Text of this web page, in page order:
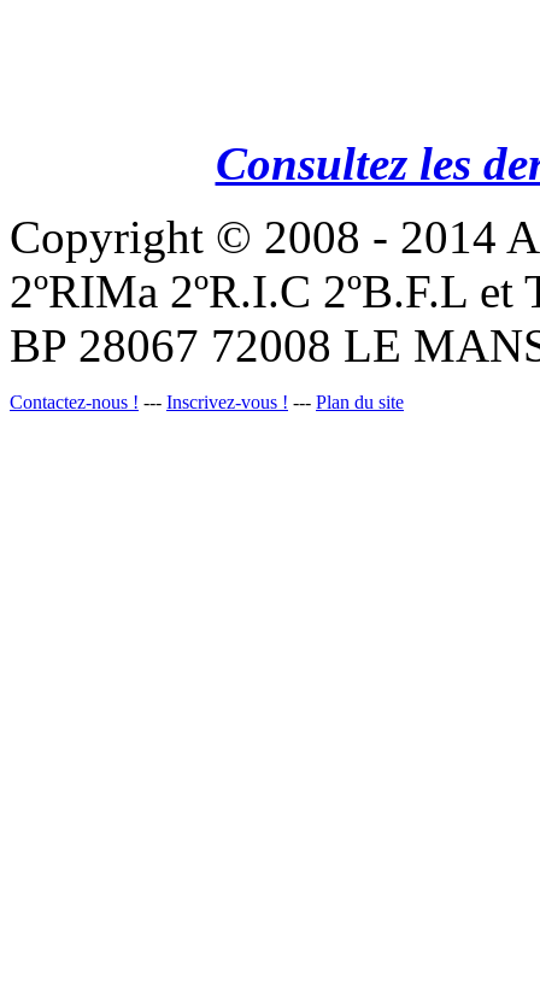
Consultez les
Copyright © 2008 - 2014
2ºRIMa 2ºR.I.C 2ºB.F.L
BP 28067 72008 LE
Contactez-nous ! --- Inscrivez-vous ! --- Plan du site